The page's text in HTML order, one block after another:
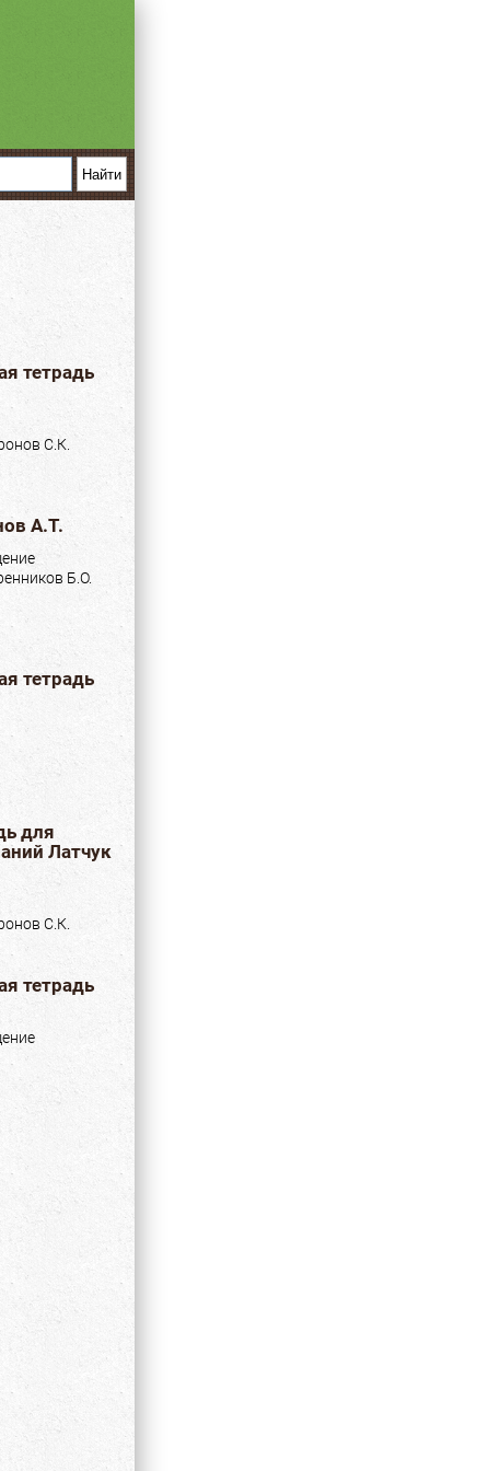
тетрадь
С.К.
А.Т.
Б.О.
тетрадь
для
Латчук
С.К.
тетрадь